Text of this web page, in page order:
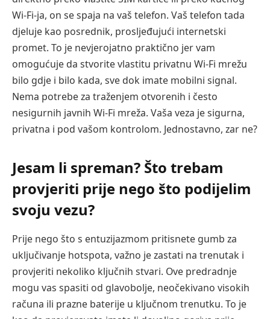
Wi-Fi-ja, on se spaja na vaš telefon. Vaš telefon tada
djeluje kao posrednik, prosljeđujući internetski
promet. To je nevjerojatno praktično jer vam
omogućuje da stvorite vlastitu privatnu Wi-Fi mrežu
bilo gdje i bilo kada, sve dok imate mobilni signal.
Nema potrebe za traženjem otvorenih i često
nesigurnih javnih Wi-Fi mreža. Vaša veza je sigurna,
privatna i pod vašom kontrolom. Jednostavno, zar ne?
Jesam li spreman? Što trebam
provjeriti prije nego što podijelim
svoju vezu?
Prije nego što s entuzijazmom pritisnete gumb za
uključivanje hotspota, važno je zastati na trenutak i
provjeriti nekoliko ključnih stvari. Ove predradnje
mogu vas spasiti od glavobolje, neočekivano visokih
računa ili prazne baterije u ključnom trenutku. To je